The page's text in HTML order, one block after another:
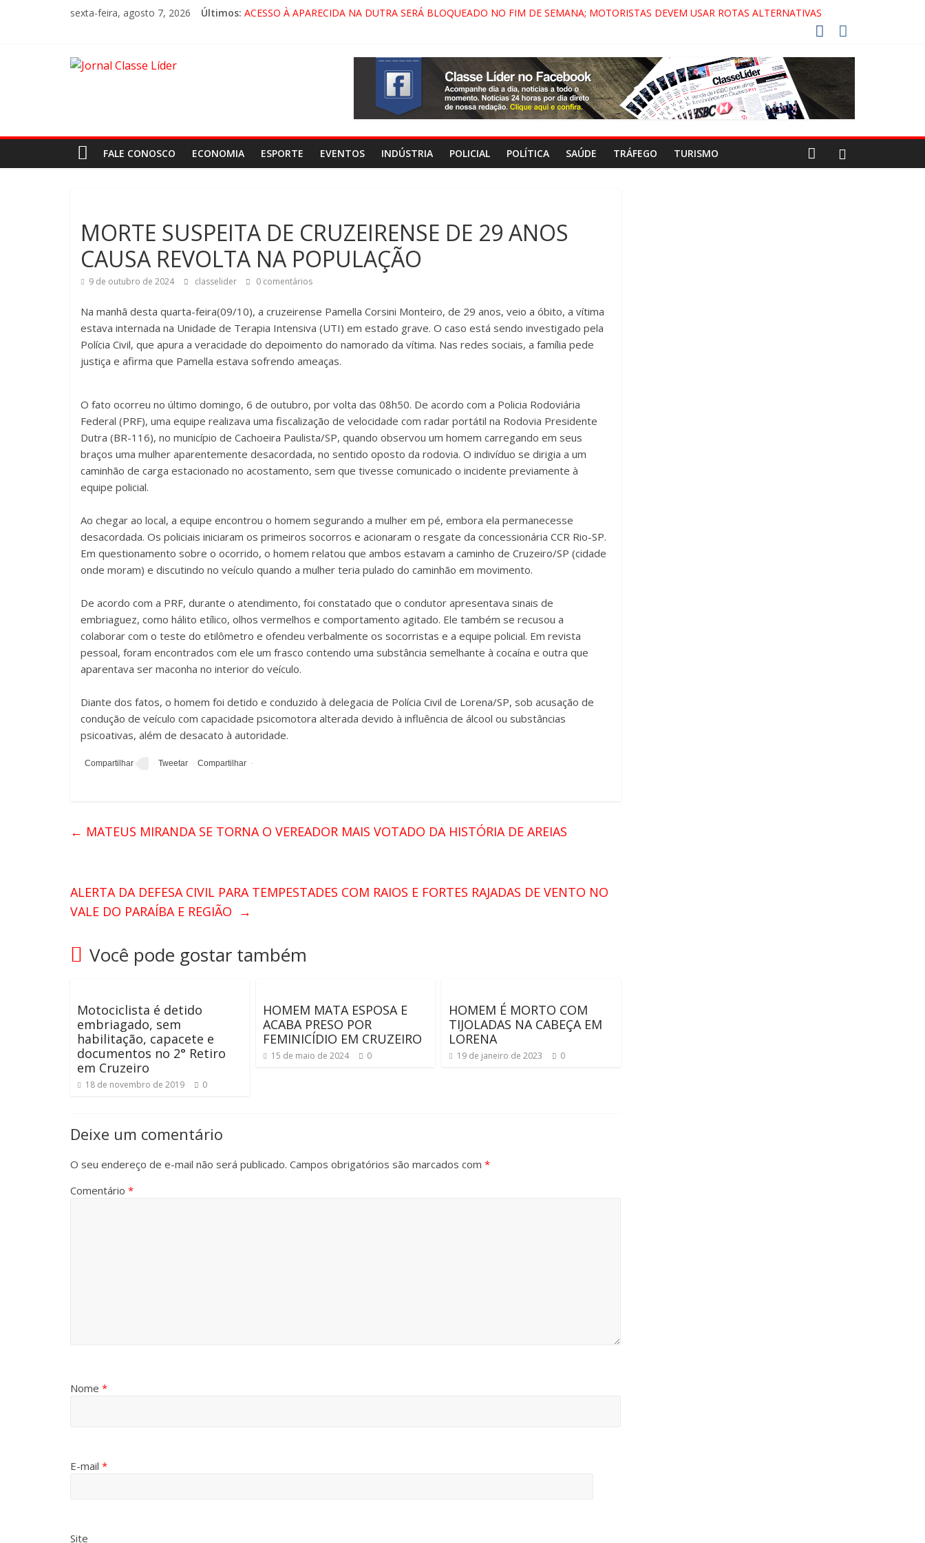
sexta-feira, agosto 7, 2026 Últimos: ACESSO À APARECIDA NA DUTRA SERÁ BLOQUEADO NO FIM DE SEMANA; MOTORISTAS DEVEM USAR ROTAS ALTERNATIVAS
“HÁ PRESENÇA DO COMANDO VERMELHO NO VALE”, AFIRMA PROMOTOR DO GAECO
FALE CONOSCO ECONOMIA ESPORTE EVENTOS INDÚSTRIA POLICIAL POLÍTICA SAÚDE TRÁFEGO TURISMO
MORTE SUSPEITA DE CRUZEIRENSE DE 29 ANOS
CAUSA REVOLTA NA POPULAÇÃO
9 de outubro de 2024 classelider 0 comentários
Na manhã desta quarta-feira(09/10), a cruzeirense Pamella Corsini Monteiro, de 29 anos, veio a óbito, a vítima
estava internada na Unidade de Terapia Intensiva (UTI) em estado grave. O caso está sendo investigado pela
Polícia Civil, que apura a veracidade do depoimento do namorado da vítima. Nas redes sociais, a família pede
justiça e afirma que Pamella estava sofrendo ameaças.
O fato ocorreu no último domingo, 6 de outubro, por volta das 08h50. De acordo com a Policia Rodoviária
Federal (PRF), uma equipe realizava uma fiscalização de velocidade com radar portátil na Rodovia Presidente
Dutra (BR-116), no município de Cachoeira Paulista/SP, quando observou um homem carregando em seus
braços uma mulher aparentemente desacordada, no sentido oposto da rodovia. O indivíduo se dirigia a um
caminhão de carga estacionado no acostamento, sem que tivesse comunicado o incidente previamente à
equipe policial.
Ao chegar ao local, a equipe encontrou o homem segurando a mulher em pé, embora ela permanecesse
desacordada. Os policiais iniciaram os primeiros socorros e acionaram o resgate da concessionária CCR Rio-SP.
Em questionamento sobre o ocorrido, o homem relatou que ambos estavam a caminho de Cruzeiro/SP (cidade
onde moram) e discutindo no veículo quando a mulher teria pulado do caminhão em movimento.
De acordo com a PRF, durante o atendimento, foi constatado que o condutor apresentava sinais de
embriaguez, como hálito etílico, olhos vermelhos e comportamento agitado. Ele também se recusou a
colaborar com o teste do etilômetro e ofendeu verbalmente os socorristas e a equipe policial. Em revista
pessoal, foram encontrados com ele um frasco contendo uma substância semelhante à cocaína e outra que
aparentava ser maconha no interior do veículo.
Diante dos fatos, o homem foi detido e conduzido à delegacia de Polícia Civil de Lorena/SP, sob acusação de
condução de veículo com capacidade psicomotora alterada devido à influência de álcool ou substâncias
psicoativas, além de desacato à autoridade.
← MATEUS MIRANDA SE TORNA O VEREADOR MAIS VOTADO DA HISTÓRIA DE AREIAS
ALERTA DA DEFESA CIVIL PARA TEMPESTADES COM RAIOS E FORTES RAJADAS DE VENTO NO
VALE DO PARAÍBA E REGIÃO →
Você pode gostar também
Motociclista é detido
embriagado, sem
habilitação, capacete e
documentos no 2° Retiro
em Cruzeiro
18 de novembro de 2019 0
HOMEM MATA ESPOSA E
ACABA PRESO POR
FEMINICÍDIO EM CRUZEIRO
15 de maio de 2024 0
HOMEM É MORTO COM
TIJOLADAS NA CABEÇA EM
LORENA
19 de janeiro de 2023 0
Deixe um comentário
O seu endereço de e-mail não será publicado. Campos obrigatórios são marcados com *
Comentário *
Nome *
E-mail *
Site